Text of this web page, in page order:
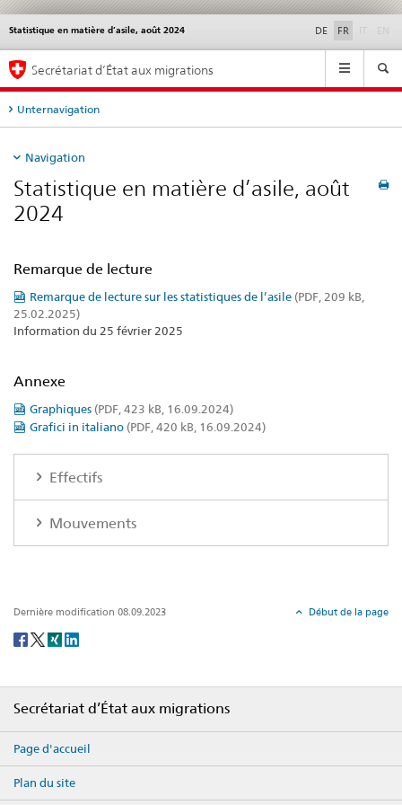
Statistique en matière d’asile, août 2024 DE FR
Service
Navigation
Secrétariat d’État aux migrations
Unternavigation
Navigation
Statistique en matière d’asile, août
2024
Remarque de lecture
Remarque de lecture sur les statistiques de l’asile (PDF, 209 kB,
25.02.2025)
Information du 25 février 2025
Annexe
Graphiques (PDF, 423 kB, 16.09.2024)
Grafici in italiano (PDF, 420 kB, 16.09.2024)
Effectifs
Mouvements
Dernière modification 08.09.2023 Début de la page
Social
Secrétariat d’État aux migrations
Page d'accueil
Plan du site